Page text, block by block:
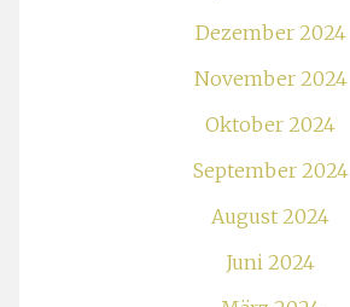
Dezember 2024
November 2024
Oktober 2024
September 2024
August 2024
Juni 2024